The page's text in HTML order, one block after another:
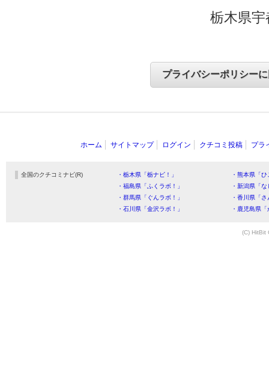
栃木県
ホーム サイトマップ ログイン クチコミ投稿 プラ
全国のクチコミナビ(R) ・栃木県「栃ナビ！」
・熊本県「
・福島県「ふくラボ！」
・新潟県「
・群馬県「ぐんラボ！」
・香川県「
・石川県「金沢ラボ！」
・鹿児島県
(C) HitBit